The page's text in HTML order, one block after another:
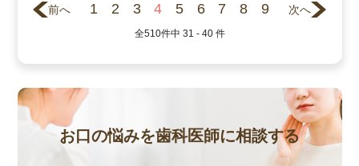
前へ 1 2 3 4 5 6 7 8 9 次へ
全510件中 31 - 40 件
お口の悩みを歯科医師に相談する